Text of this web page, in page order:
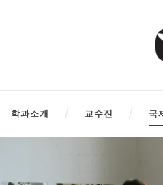
학과소개 교수진 국